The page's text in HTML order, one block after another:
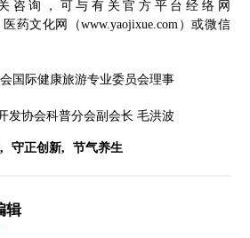
咨询，可与有关官方平台经络网
医药文化网（www.yaojixue.com）或微信
国际健康旅游专业委员会理事
发协会科普分会副会长 毛洪波
, 守正创新, 节气养生
辑